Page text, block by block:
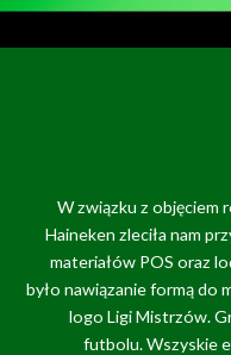
W związku z objęciem
Haineken zleciła nam
materiałów POS oraz
było nawiązanie formą do
logo Ligi Mistrzów.
futbolu. Wszyskie